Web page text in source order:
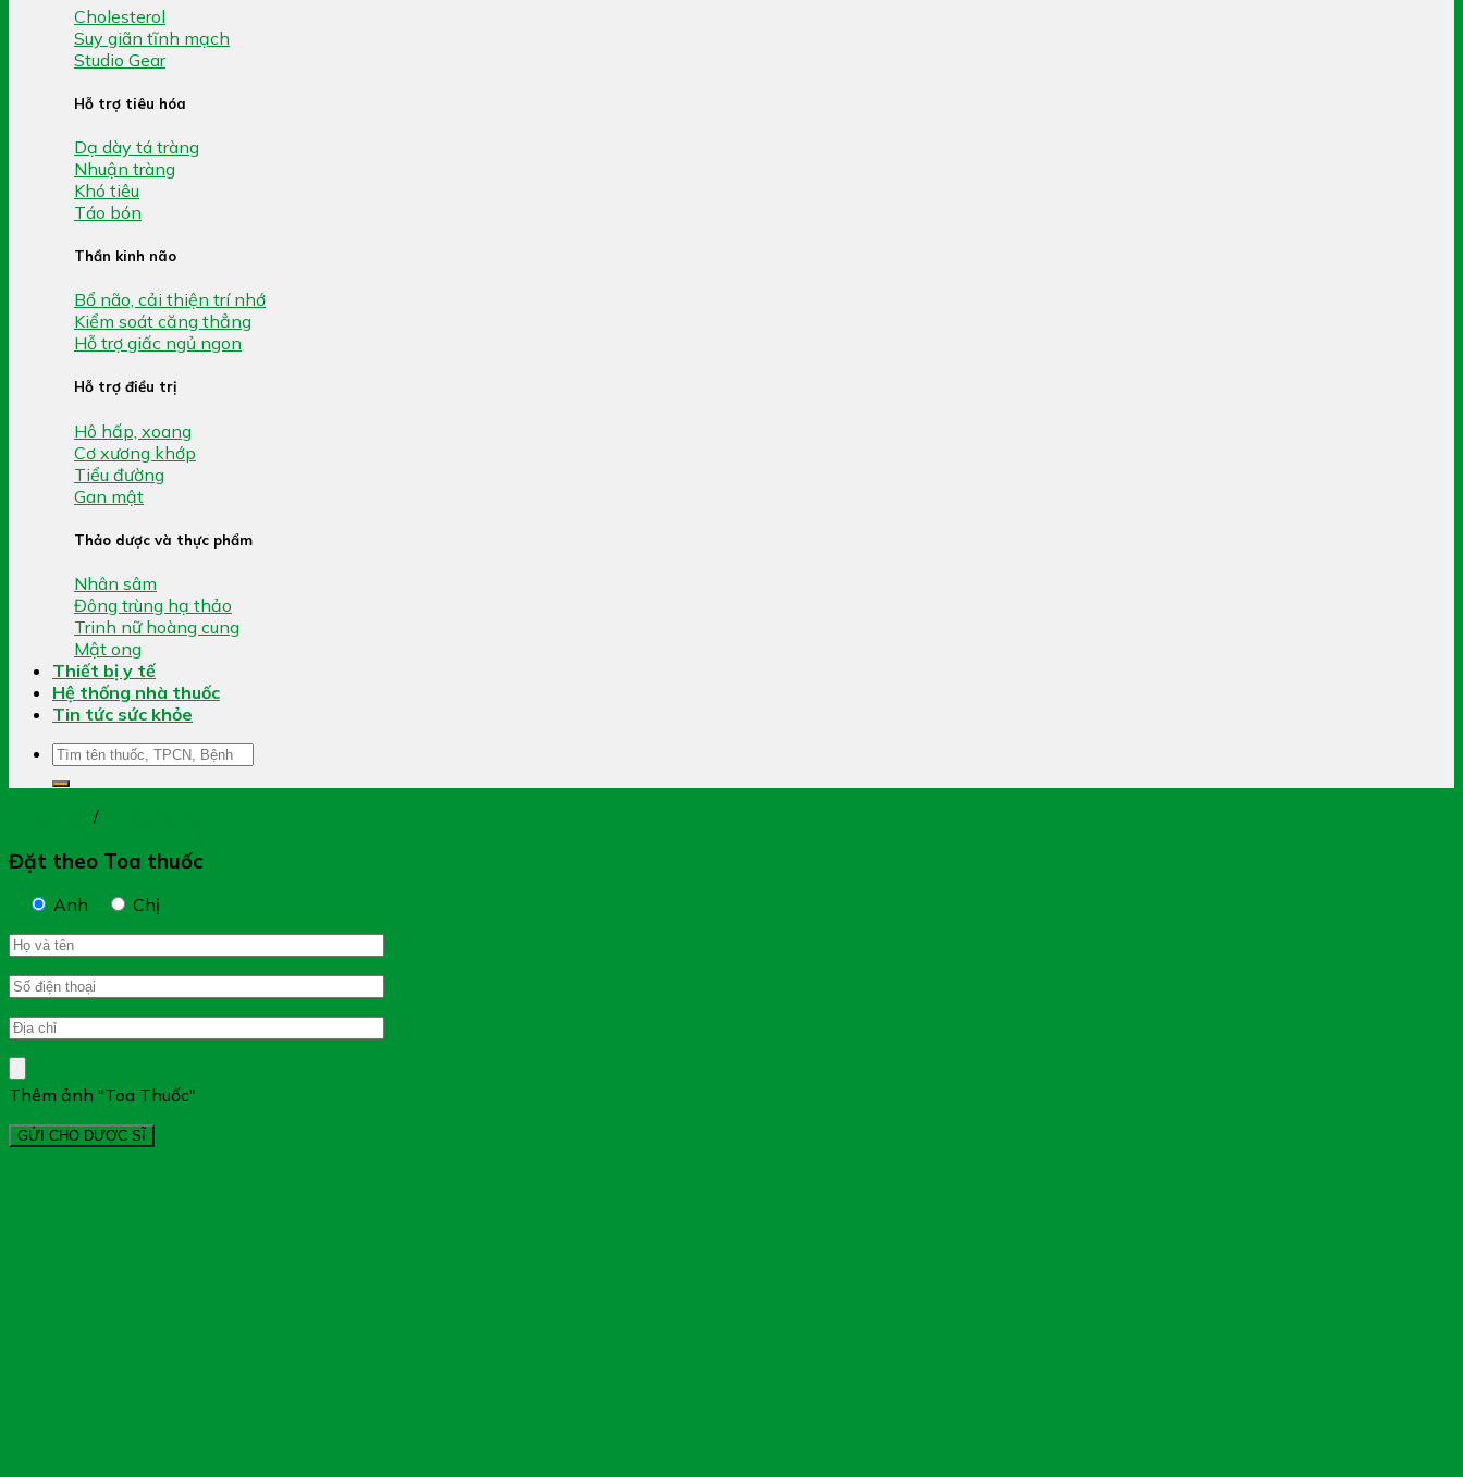
Cholesterol
Suy giãn tĩnh mạch
Studio Gear
Hỗ trợ tiêu hóa
Dạ dày tá tràng
Nhuận tràng
Khó tiêu
Táo bón
Thần kinh não
Bổ não, cải thiện trí nhớ
Kiểm soát căng thẳng
Hỗ trợ giấc ngủ ngon
Hỗ trợ điều trị
Hô hấp, xoang
Cơ xương khớp
Tiểu đường
Gan mật
Thảo dược và thực phẩm
Nhân sâm
Đông trùng hạ thảo
Trinh nữ hoàng cung
Mật ong
Thiết bị y tế
Hệ thống nhà thuốc
Tin tức sức khỏe
Tìm
kiếm:
/
Đặt theo Toa thuốc
Anh Chị
Thêm ảnh "Toa Thuốc"